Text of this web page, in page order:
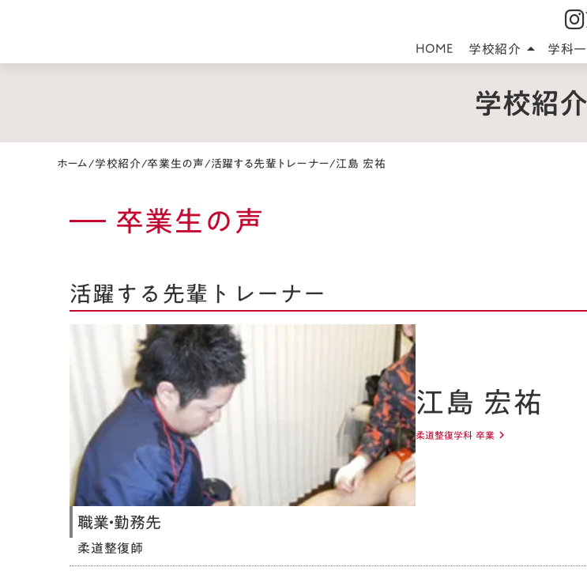
学校紹介
ホーム/学校紹介/卒業生の声/活躍する先輩トレーナー/江島 宏祐
卒業生の声
活躍する先輩トレーナー
江島 宏祐
柔道整復学科 卒業 keyboard_arrow_right
職業・勤務先
柔道整復師
学校紹介 arrow_drop_up 学科
HOME